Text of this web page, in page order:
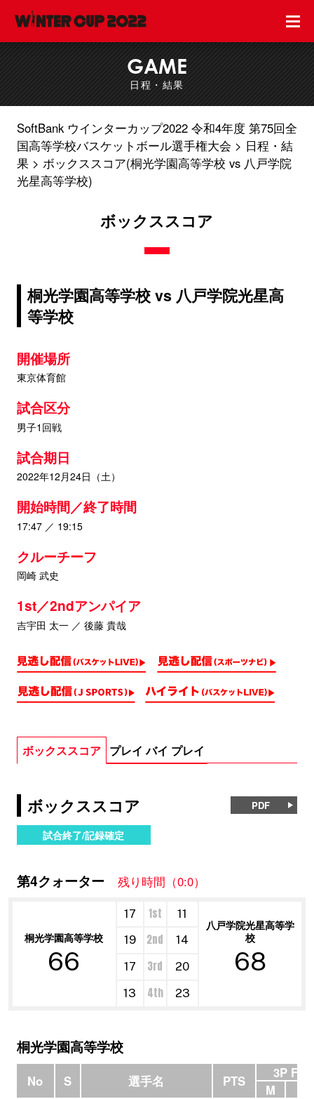
GAME
日程・結果
SoftBank ウインターカップ2022 令和4年度 第75回全
国高等学校バスケットボール選手権大会
日程・結
果
ボックススコア(桐光学園高等学校 vs 八戸学院
光星高等学校)
ボックススコア
桐光学園高等学校 vs 八戸学院光星高
等学校
開催場所
東京体育館
試合区分
男子1回戦
試合期日
2022年12月24日（土）
開始時間／終了時間
17:47 ／ 19:15
クルーチーフ
岡崎 武史
1st／2ndアンパイア
吉宇田 太一 ／ 後藤 貴哉
ボックススコア プレイ バイ プレイ
ボックススコア PDF
試合終了/記録確定
第4クォーター 残り時間（0:0）
桐光学園高等学校
66
17 1st 11
八戸学院光星高等学
校
68
19 2nd
14
17
3rd
20
13
4th 23
桐光学園高等学校
No S 選手名 PTS
3P FG
M